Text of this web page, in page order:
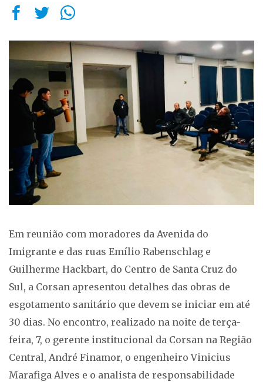
Em reunião com moradores da Avenida do
Imigrante e das ruas Emílio Rabenschlag e
Guilherme Hackbart, do Centro de Santa Cruz do
Sul, a Corsan apresentou detalhes das obras de
esgotamento sanitário que devem se iniciar em até
30 dias. No encontro, realizado na noite de terça-
feira, 7, o gerente institucional da Corsan na Região
Central, André Finamor, o engenheiro Vinicius
Marafiga Alves e o analista de responsabilidade